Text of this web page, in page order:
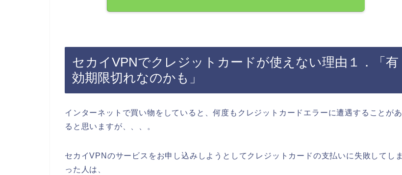
セカイVPNでクレジットカードが使えない理由１．「有
効期限切れなのかも」
インターネットで買い物をしていると、何度もクレジットカードエラーに遭遇することがあ
ると思いますが、、、。
セカイVPNのサービスをお申し込みしようとしてクレジットカードの支払いに失敗してしま
った人は、